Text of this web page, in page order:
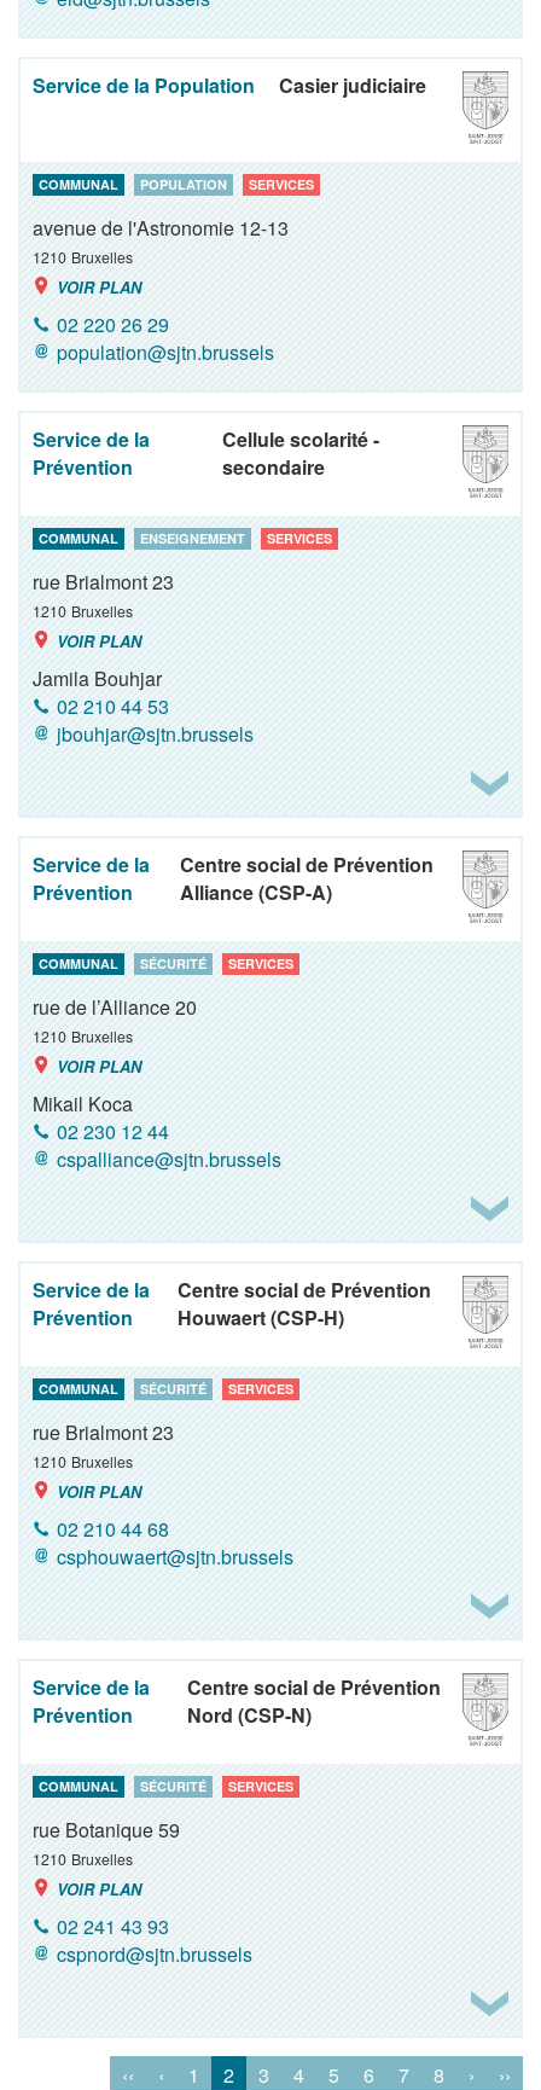
Service de la Population Casier judiciaire
COMMUNAL POPULATION SERVICES
avenue de l'Astronomie 12-13
1210 Bruxelles
VOIR PLAN
02 220 26 29
population@sjtn.brussels
Service de la
Prévention
Cellule scolarité -
secondaire
COMMUNAL ENSEIGNEMENT SERVICES
rue Brialmont 23
1210 Bruxelles
VOIR PLAN
Jamila Bouhjar
02 210 44 53
jbouhjar@sjtn.brussels
Service de la
Prévention
Centre social de Prévention
Alliance (CSP-A)
COMMUNAL SÉCURITÉ SERVICES
rue de l’Alliance 20
1210 Bruxelles
VOIR PLAN
Mikail Koca
02 230 12 44
cspalliance@sjtn.brussels
Service de la
Prévention
Centre social de Prévention
Houwaert (CSP-H)
COMMUNAL SÉCURITÉ SERVICES
rue Brialmont 23
1210 Bruxelles
VOIR PLAN
02 210 44 68
csphouwaert@sjtn.brussels
Service de la
Prévention
Centre social de Prévention
Nord (CSP-N)
COMMUNAL SÉCURITÉ SERVICES
rue Botanique 59
1210 Bruxelles
VOIR PLAN
02 241 43 93
cspnord@sjtn.brussels
‹‹ ‹ 1 2 3 4 5 6 7 8 › ››